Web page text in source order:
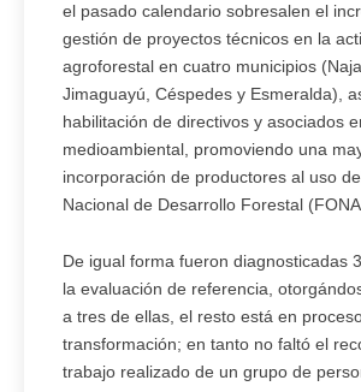
el pasado calendario sobresalen el
gestión de proyectos técnicos en la
agroforestal en cuatro municipios
Jimaguayú, Céspedes y Esmeralda),
habilitación de directivos y asociados
medioambiental, promoviendo una
incorporación de productores al uso
Nacional de Desarrollo Forestal
De igual forma fueron diagnosticadas
la evaluación de referencia,
a tres de ellas, el resto está en
transformación; en tanto no faltó el
trabajo realizado de un grupo de